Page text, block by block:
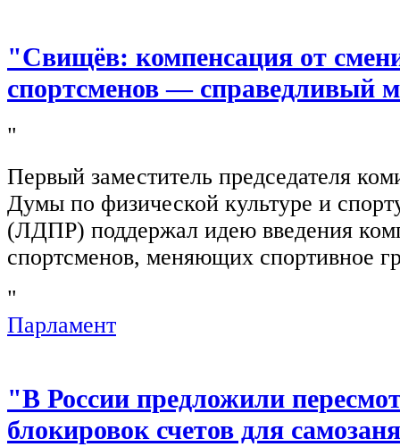
"Свищёв: компенсация от
спортсменов — справедливый
"
Первый заместитель председателя
Думы по физической культуре и
(ЛДПР) поддержал идею введения
спортсменов, меняющих спортивное
"
Парламент
"В России предложили
блокировок счетов для